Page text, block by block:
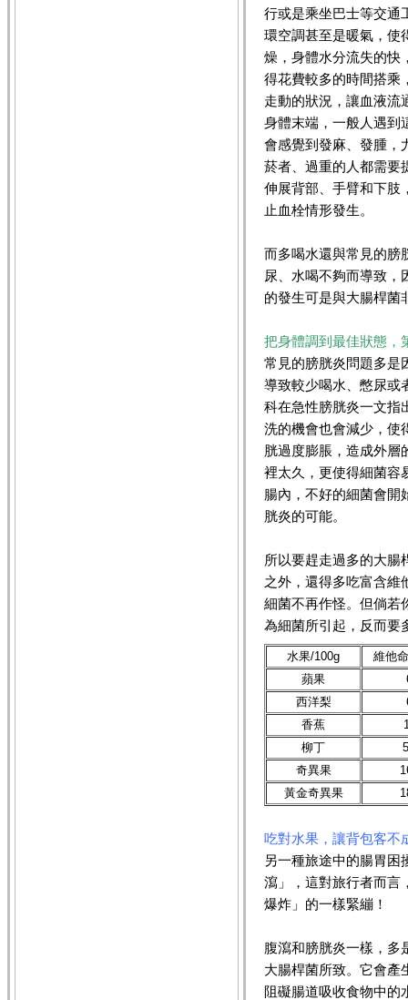
行或是乘坐巴士等交通
環空調甚至是暖氣，使
燥，身體水分流失的快
得花費較多的時間搭乘
走動的狀況，讓血液流
身體末端，一般人遇到
會感覺到發麻、發腫，
菸者、過重的人都需要
伸展背部、手臂和下肢
止血栓情形發生。
而多喝水還與常見的膀
尿、水喝不夠而導致，
的發生可是與大腸桿菌
把身體調到最佳狀態，
常見的膀胱炎問題多是
導致較少喝水、憋尿或
科在急性膀胱炎一文指
洗的機會也會減少，使
胱過度膨脹，造成外層
裡太久，更使得細菌容
腸內，不好的細菌會開
胱炎的可能。
所以要趕走過多的大腸
之外，還得多吃富含維
細菌不再作怪。但倘若
為細菌所引起，反而要
水果/100g
維他
蘋果
西洋梨
香蕉
柳丁
奇異果
黃金奇異果
吃對水果，讓背包客不
另一種旅途中的腸胃困
瀉」，這對旅行者而言
爆炸」的一樣緊繃！
腹瀉和膀胱炎一樣，多
大腸桿菌所致。它會產
阻礙腸道吸收食物中的